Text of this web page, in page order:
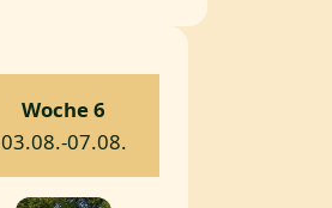
Woche 6
03.08.-07.08.